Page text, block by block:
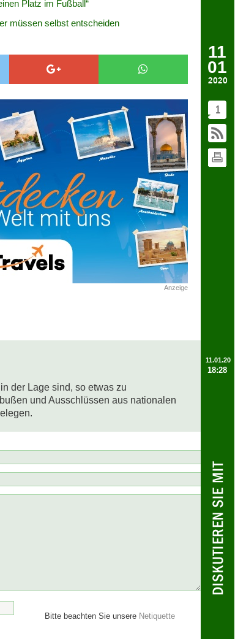
11
01
2020
1
Platz im Fußball“
müssen selbst entscheiden
Anzeige
der Lage sind, so etwas zu
und Ausschlüssen aus nationalen
11.01.20
18:28
Bitte beachten Sie unsere Netiquette